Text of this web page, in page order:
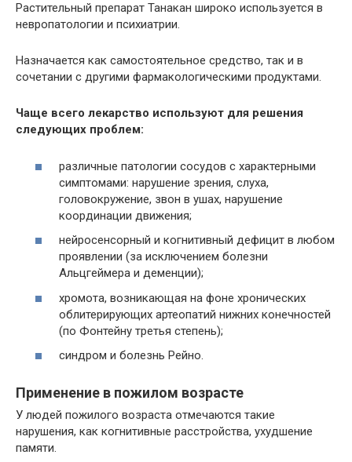
Растительный препарат Танакан широко используется в
невропатологии и психиатрии.
Назначается как самостоятельное средство, так и в
сочетании с другими фармакологическими продуктами.
Чаще всего лекарство используют для решения
следующих проблем:
различные патологии сосудов с характерными
симптомами: нарушение зрения, слуха,
головокружение, звон в ушах, нарушение
координации движения;
нейросенсорный и когнитивный дефицит в любом
проявлении (за исключением болезни
Альцгеймера и деменции);
хромота, возникающая на фоне хронических
облитерирующих артеопатий нижних конечностей
(по Фонтейну третья степень);
синдром и болезнь Рейно.
Применение в пожилом возрасте
У людей пожилого возраста отмечаются такие
нарушения, как когнитивные расстройства, ухудшение
памяти.